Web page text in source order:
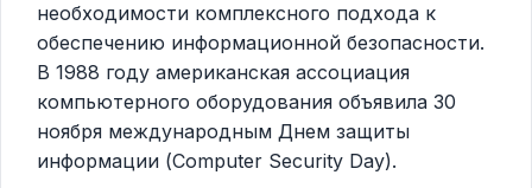
необходимости комплексного подхода к
обеспечению информационной безопасности.
В 1988 году американская ассоциация
компьютерного оборудования объявила 30
ноября международным Днем защиты
информации (Computer Security Day).